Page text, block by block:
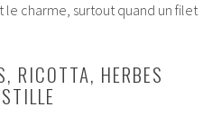
charme, surtout quand un filet
RICOTTA, HERBES